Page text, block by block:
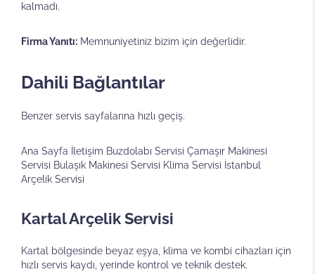
kalmadı.
Firma Yanıtı: Memnuniyetiniz bizim için değerlidir.
Dahili Bağlantılar
Benzer servis sayfalarına hızlı geçiş.
Ana Sayfa İletişim Buzdolabı Servisi Çamaşır Makinesi
Servisi Bulaşık Makinesi Servisi Klima Servisi İstanbul
Arçelik Servisi
Kartal Arçelik Servisi
Kartal bölgesinde beyaz eşya, klima ve kombi cihazları için
hızlı servis kaydı, yerinde kontrol ve teknik destek.